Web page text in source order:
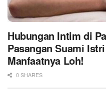
Hubungan Intim di
Pasangan Suami
Manfaatnya Loh!
0 SHARES